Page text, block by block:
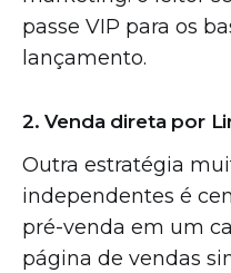
passe VIP para os
lançamento.
2. Venda direta por
Outra estratégia
independentes é
pré-venda em um
página de vendas